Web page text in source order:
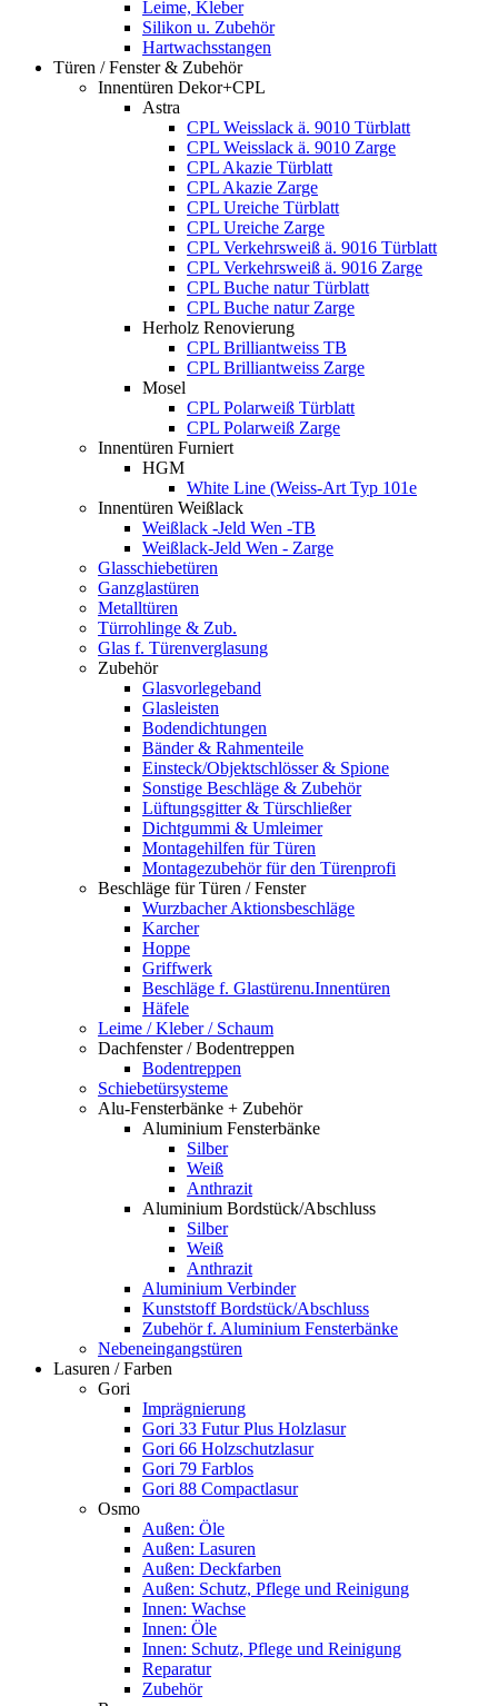
Leime, Kleber
Silikon u. Zubehör
Hartwachsstangen
Türen / Fenster & Zubehör
Innentüren Dekor+CPL
Astra
CPL Weisslack ä. 9010 Türblatt
CPL Weisslack ä. 9010 Zarge
CPL Akazie Türblatt
CPL Akazie Zarge
CPL Ureiche Türblatt
CPL Ureiche Zarge
CPL Verkehrsweiß ä. 9016 Türblatt
CPL Verkehrsweiß ä. 9016 Zarge
CPL Buche natur Türblatt
CPL Buche natur Zarge
Herholz Renovierung
CPL Brilliantweiss TB
CPL Brilliantweiss Zarge
Mosel
CPL Polarweiß Türblatt
CPL Polarweiß Zarge
Innentüren Furniert
HGM
White Line (Weiss-Art Typ 101e
Innentüren Weißlack
Weißlack -Jeld Wen -TB
Weißlack-Jeld Wen - Zarge
Glasschiebetüren
Ganzglastüren
Metalltüren
Türrohlinge & Zub.
Glas f. Türenverglasung
Zubehör
Glasvorlegeband
Glasleisten
Bodendichtungen
Bänder & Rahmenteile
Einsteck/Objektschlösser & Spione
Sonstige Beschläge & Zubehör
Lüftungsgitter & Türschließer
Dichtgummi & Umleimer
Montagehilfen für Türen
Montagezubehör für den Türenprofi
Beschläge für Türen / Fenster
Wurzbacher Aktionsbeschläge
Karcher
Hoppe
Griffwerk
Beschläge f. Glastürenu.Innentüren
Häfele
Leime / Kleber / Schaum
Dachfenster / Bodentreppen
Bodentreppen
Schiebetürsysteme
Alu-Fensterbänke + Zubehör
Aluminium Fensterbänke
Silber
Weiß
Anthrazit
Aluminium Bordstück/Abschluss
Silber
Weiß
Anthrazit
Aluminium Verbinder
Kunststoff Bordstück/Abschluss
Zubehör f. Aluminium Fensterbänke
Nebeneingangstüren
Lasuren / Farben
Gori
Imprägnierung
Gori 33 Futur Plus Holzlasur
Gori 66 Holzschutzlasur
Gori 79 Farblos
Gori 88 Compactlasur
Osmo
Außen: Öle
Außen: Lasuren
Außen: Deckfarben
Außen: Schutz, Pflege und Reinigung
Innen: Wachse
Innen: Öle
Innen: Schutz, Pflege und Reinigung
Reparatur
Zubehör